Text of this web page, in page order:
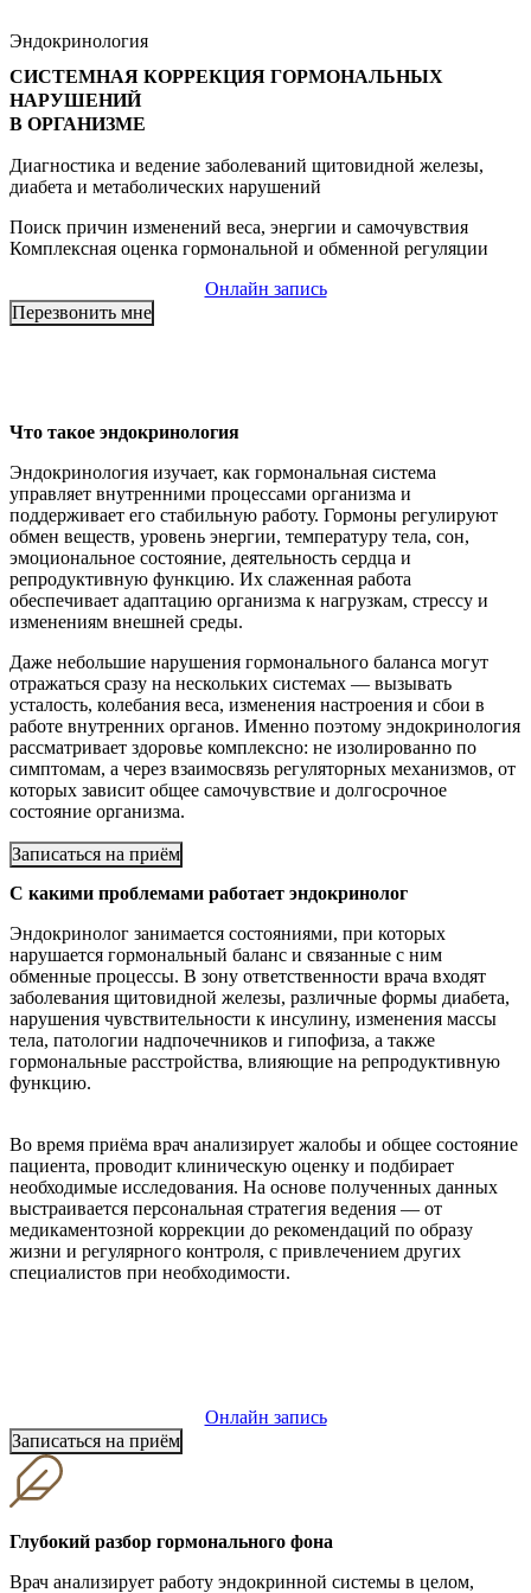
Эндокринология
СИСТЕМНАЯ КОРРЕКЦИЯ ГОРМОНАЛЬНЫХ
НАРУШЕНИЙ
В ОРГАНИЗМЕ
Диагностика и ведение заболеваний щитовидной железы,
диабета и метаболических нарушений
Поиск причин изменений веса, энергии и самочувствия
Комплексная оценка гормональной и обменной регуляции
Онлайн запись
Перезвонить мне
Что такое эндокринология
Эндокринология изучает, как гормональная система
управляет внутренними процессами организма и
поддерживает его стабильную работу. Гормоны регулируют
обмен веществ, уровень энергии, температуру тела, сон,
эмоциональное состояние, деятельность сердца и
репродуктивную функцию. Их слаженная работа
обеспечивает адаптацию организма к нагрузкам, стрессу и
изменениям внешней среды.
Даже небольшие нарушения гормонального баланса могут
отражаться сразу на нескольких системах — вызывать
усталость, колебания веса, изменения настроения и сбои в
работе внутренних органов. Именно поэтому эндокринология
рассматривает здоровье комплексно: не изолированно по
симптомам, а через взаимосвязь регуляторных механизмов, от
которых зависит общее самочувствие и долгосрочное
состояние организма.
Записаться на приём
С какими проблемами работает эндокринолог
Эндокринолог занимается состояниями, при которых
нарушается гормональный баланс и связанные с ним
обменные процессы. В зону ответственности врача входят
заболевания щитовидной железы, различные формы диабета,
нарушения чувствительности к инсулину, изменения массы
тела, патологии надпочечников и гипофиза, а также
гормональные расстройства, влияющие на репродуктивную
функцию.
Во время приёма врач анализирует жалобы и общее состояние
пациента, проводит клиническую оценку и подбирает
необходимые исследования. На основе полученных данных
выстраивается персональная стратегия ведения — от
медикаментозной коррекции до рекомендаций по образу
жизни и регулярного контроля, с привлечением других
специалистов при необходимости.
Онлайн запись
Записаться на приём
Глубокий разбор гормонального фона
Врач анализирует работу эндокринной системы в целом,